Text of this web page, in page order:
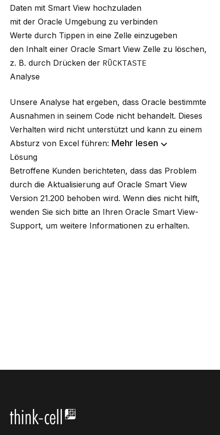
Daten mit Smart View hochzuladen
mit der Oracle Umgebung zu verbinden
Werte durch Tippen in eine Zelle einzugeben
den Inhalt einer Oracle Smart View Zelle zu löschen,
z. B. durch Drücken der RÜCKTASTE
Analyse
Unsere Analyse hat ergeben, dass Oracle bestimmte
Ausnahmen in seinem Code nicht behandelt. Dieses
Verhalten wird nicht unterstützt und kann zu einem
Absturz von Excel führen: Mehr lesen
Lösung
Betroffene Kunden berichteten, dass das Problem
durch die Aktualisierung auf Oracle Smart View
Version 21.200 behoben wird. Wenn dies nicht hilft,
wenden Sie sich bitte an Ihren Oracle Smart View-
Support, um weitere Informationen zu erhalten.